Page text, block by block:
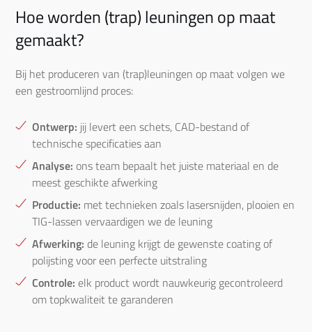
Hoe worden (trap) leuningen op maat
gemaakt?
Bij het produceren van (trap)leuningen op maat volgen we
een gestroomlijnd proces:
Ontwerp: jij levert een schets, CAD-bestand of
technische specificaties aan
Analyse: ons team bepaalt het juiste materiaal en de
meest geschikte afwerking
Productie: met technieken zoals lasersnijden, plooien en
TIG-lassen vervaardigen we de leuning
Afwerking: de leuning krijgt de gewenste coating of
polijsting voor een perfecte uitstraling
Controle: elk product wordt nauwkeurig gecontroleerd
om topkwaliteit te garanderen